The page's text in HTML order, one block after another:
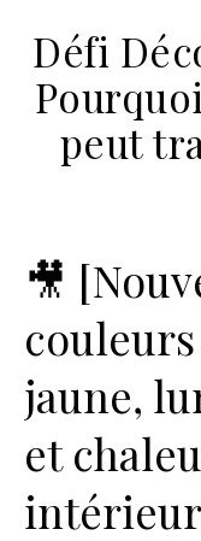
Défi
peut
🎥
jaune,
et